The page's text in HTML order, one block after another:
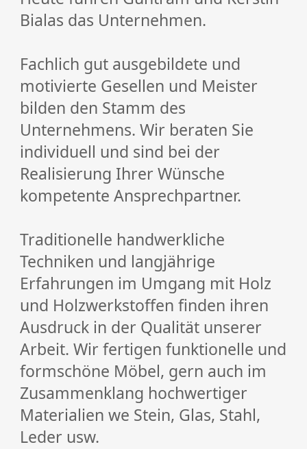
Bialas das Unternehmen.
Fachlich gut ausgebildete und
motivierte Gesellen und Meister
bilden den Stamm des
Unternehmens. Wir beraten Sie
individuell und sind bei der
Realisierung Ihrer Wünsche
kompetente Ansprechpartner.
Traditionelle handwerkliche
Techniken und langjährige
Erfahrungen im Umgang mit Holz
und Holzwerkstoffen finden ihren
Ausdruck in der Qualität unserer
Arbeit. Wir fertigen funktionelle und
formschöne Möbel, gern auch im
Zusammenklang hochwertiger
Materialien we Stein, Glas, Stahl,
Leder usw.